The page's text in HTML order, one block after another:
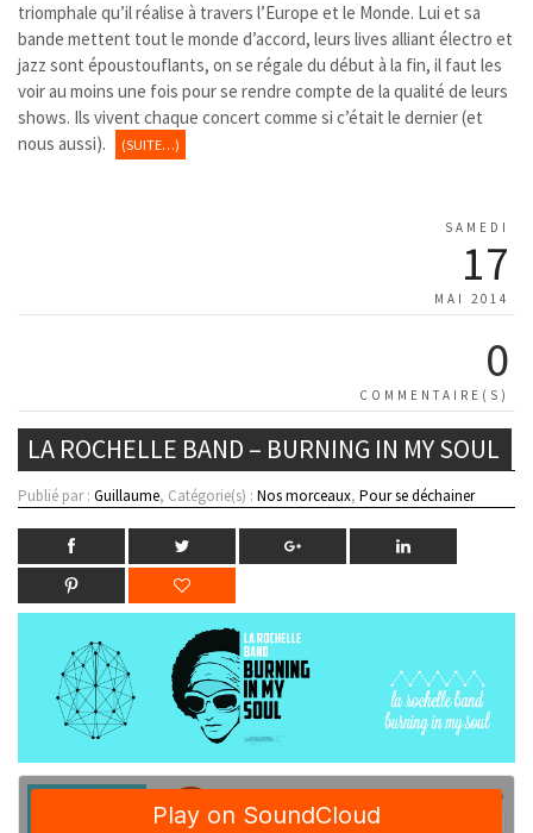
triomphale qu’il réalise à travers l’Europe et le Monde. Lui et sa
bande mettent tout le monde d’accord, leurs lives alliant électro et
jazz sont époustouflants, on se régale du début à la fin, il faut les
voir au moins une fois pour se rendre compte de la qualité de leurs
shows. Ils vivent chaque concert comme si c’était le dernier (et
nous aussi).
(SUITE…)
SAMEDI
17
MAI 2014
0
COMMENTAIRE(S)
LA ROCHELLE BAND – BURNING IN MY SOUL
Publié par : Guillaume, Catégorie(s) : Nos morceaux, Pour se déchainer